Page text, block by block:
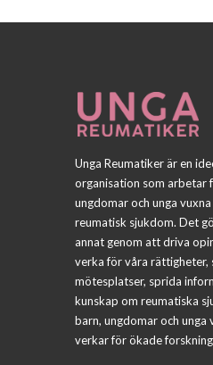
Unga Reumatiker är en
organisation som arbetar
ungdomar och unga
reumatisk sjukdom. Det
annat genom att driva
verka för våra rättigheter,
mötesplatser, sprida
kunskap om reumatiska
barn, ungdomar och unga
verkar för ökade